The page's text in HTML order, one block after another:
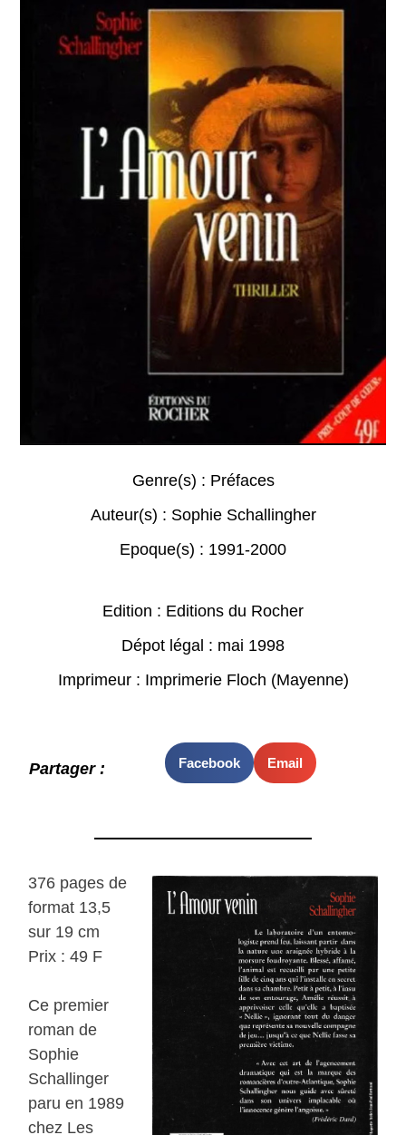
Genre(s) : Préfaces
Auteur(s) : Sophie Schallingher
Epoque(s) : 1991-2000
Edition : Editions du Rocher
Dépot légal : mai 1998
Imprimeur : Imprimerie Floch (Mayenne)
Partager : Facebook Email
376 pages de
format 13,5
sur 19 cm
Prix : 49 F
Ce premier
roman de
Sophie
Schallinger
paru en 1989
chez Les